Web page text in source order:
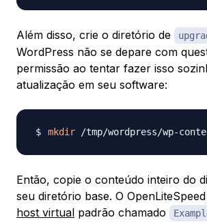
Além disso, crie o diretório de
WordPress não se depare com
permissão ao tentar fazer isso
atualização em seu software:
mkdir
Então, copie o conteúdo inteiro do
seu diretório base. O
host virtual padrão chamado